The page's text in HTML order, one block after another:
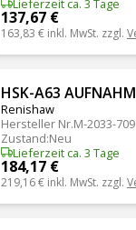
Lieferzeit ca. 3 Tage
137,67 €
163,83 € inkl. MwSt. zzgl.
HSK-A63
Renishaw
Hersteller Nr.M-2033-
Zustand:Neu
Lieferzeit ca. 3 Tage
184,17 €
219,16 € inkl. MwSt. zzgl.